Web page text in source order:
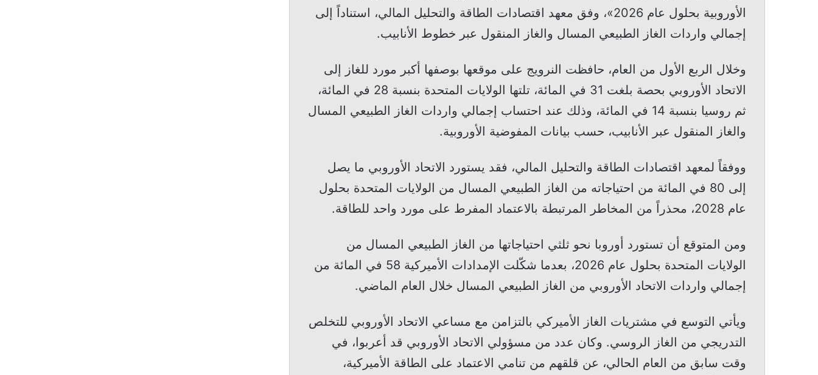
الأوروبية بحلول عام 2026»، وفق معهد اقتصادات الطاقة والتحليل المالي، استناداً إلى
إجمالي واردات الغاز الطبيعي المسال والغاز المنقول عبر خطوط الأنابيب.
وخلال الربع الأول من العام، حافظت النرويج على موقعها بوصفها أكبر مورد للغاز إلى
الاتحاد الأوروبي بحصة بلغت 31 في المائة، تلتها الولايات المتحدة بنسبة 28 في المائة،
ثم روسيا بنسبة 14 في المائة، وذلك عند احتساب إجمالي واردات الغاز الطبيعي المسال
والغاز المنقول عبر الأنابيب، حسب بيانات المفوضية الأوروبية.
ووفقاً لمعهد اقتصادات الطاقة والتحليل المالي، فقد يستورد الاتحاد الأوروبي ما يصل
إلى 80 في المائة من احتياجاته من الغاز الطبيعي المسال من الولايات المتحدة بحلول
عام 2028، محذراً من المخاطر المرتبطة بالاعتماد المفرط على مورد واحد للطاقة.
ومن المتوقع أن تستورد أوروبا نحو ثلثي احتياجاتها من الغاز الطبيعي المسال من
الولايات المتحدة بحلول عام 2026، بعدما شكّلت الإمدادات الأميركية 58 في المائة من
إجمالي واردات الاتحاد الأوروبي من الغاز الطبيعي المسال خلال العام الماضي.
ويأتي التوسع في مشتريات الغاز الأميركي بالتزامن مع مساعي الاتحاد الأوروبي للتخلص
التدريجي من الغاز الروسي. وكان عدد من مسؤولي الاتحاد الأوروبي قد أعربوا، في
وقت سابق من العام الحالي، عن قلقهم من تنامي الاعتماد على الطاقة الأميركية،